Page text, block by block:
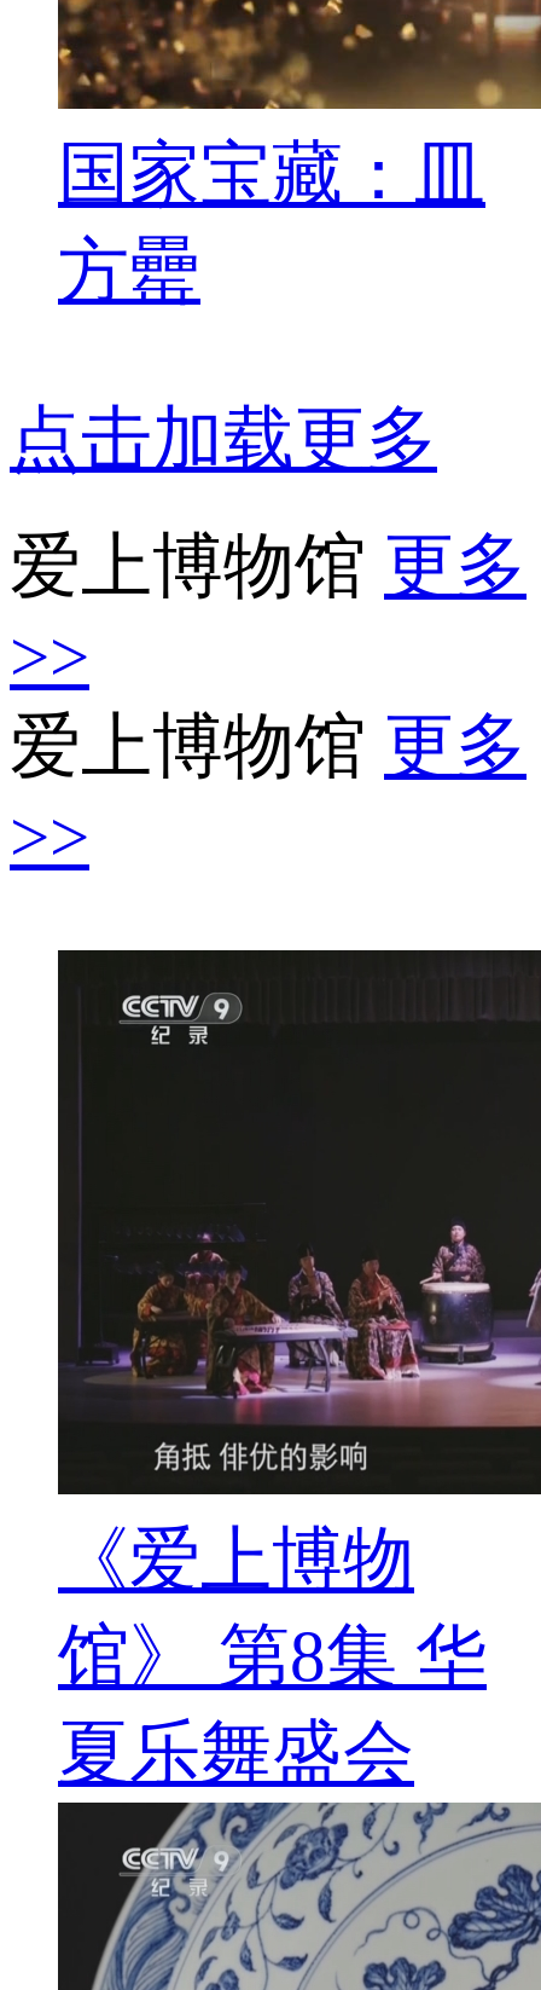
国家宝藏：皿
方罍
点击加载更多
爱上博物馆 更多
>>
爱上博物馆 更多
>>
《爱上博物
馆》 第8集 华
夏乐舞盛会